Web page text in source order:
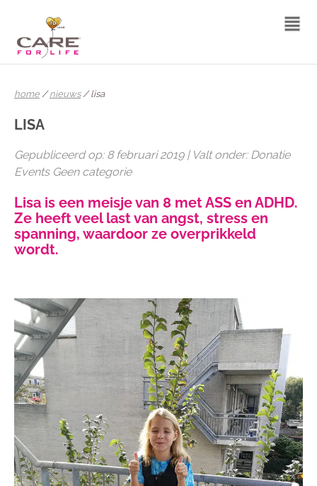
home /nieuws/ lisa
LISA
Gepubliceerd op: 8 februari 2019 | Valt onder: Donatie
Events Geen categorie
Lisa is een meisje van 8 met ASS en ADHD.
Ze heeft veel last van angst, stress en
spanning, waardoor ze overprikkeld
wordt.